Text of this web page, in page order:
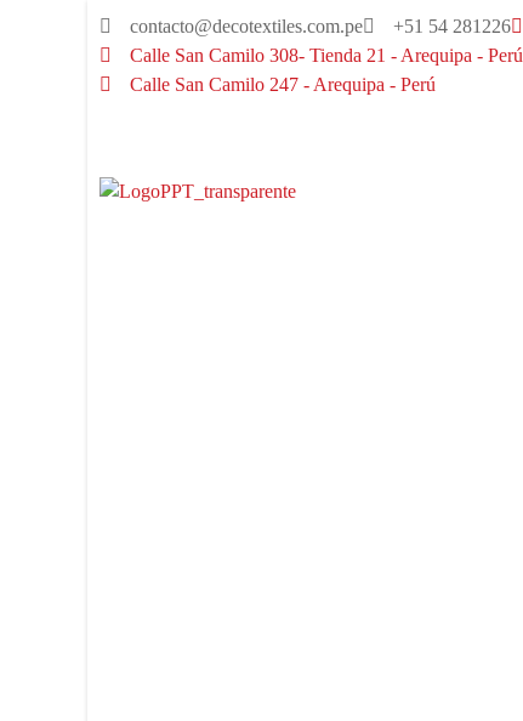
contacto@decotextiles.com.pe +51 54 281226
Calle San Camilo 308- Tienda 21 - Arequipa - Perú
Calle San Camilo 247 - Arequipa - Perú​